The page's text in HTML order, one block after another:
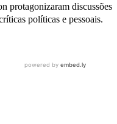
protagonizaram discussões
políticas e pessoais.